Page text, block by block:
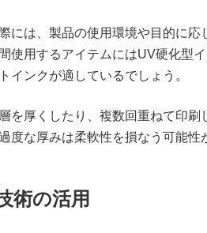
には、製品の使用環境や目的に
使用するアイテムにはUV硬化型
インクが適しているでしょう。
を厚くしたり、複数回重ねて印
度な厚みは柔軟性を損なう可能性
術の活用